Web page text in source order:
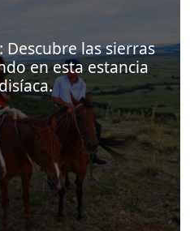
las sierras
en esta estancia